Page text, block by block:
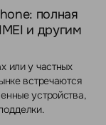
полная
и другим
или у частных
встречаются
устройства,